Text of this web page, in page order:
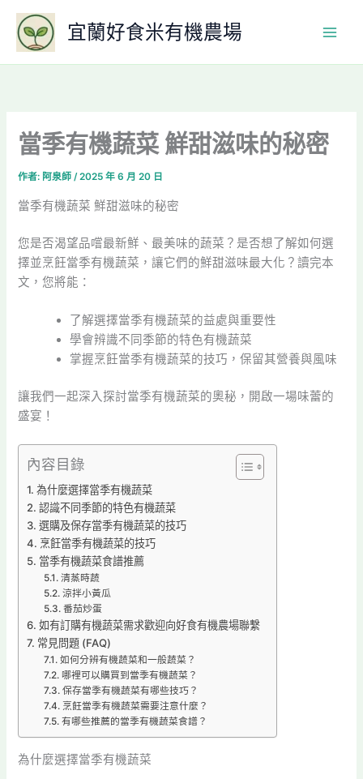
要
宜蘭好食米有機農場
當季有機蔬菜 鮮甜滋味的秘密
作者: 阿泉師/2025 年 6 月 20 日
當季有機蔬菜 鮮甜滋味的秘密
您是否渴望品嚐最新鮮、最美味的蔬菜？是否想了解如何選
擇並烹飪當季有機蔬菜，讓它們的鮮甜滋味最大化？讀完本
文，您將能：
了解選擇當季有機蔬菜的益處與重要性
學會辨識不同季節的特色有機蔬菜
掌握烹飪當季有機蔬菜的技巧，保留其營養與風味
讓我們一起深入探討當季有機蔬菜的奧秘，開啟一場味蕾的
盛宴！
內容目錄
為什麼選擇當季有機蔬菜
認識不同季節的特色有機蔬菜
選購及保存當季有機蔬菜的技巧
烹飪當季有機蔬菜的技巧
當季有機蔬菜食譜推薦
清蒸時蔬
涼拌小黃瓜
番茄炒蛋
如有訂購有機蔬菜需求歡迎向好食有機農場聯繫
常見問題 (FAQ)
如何分辨有機蔬菜和一般蔬菜？
哪裡可以購買到當季有機蔬菜？
保存當季有機蔬菜有哪些技巧？
烹飪當季有機蔬菜需要注意什麼？
有哪些推薦的當季有機蔬菜食譜？
為什麼選擇當季有機蔬菜